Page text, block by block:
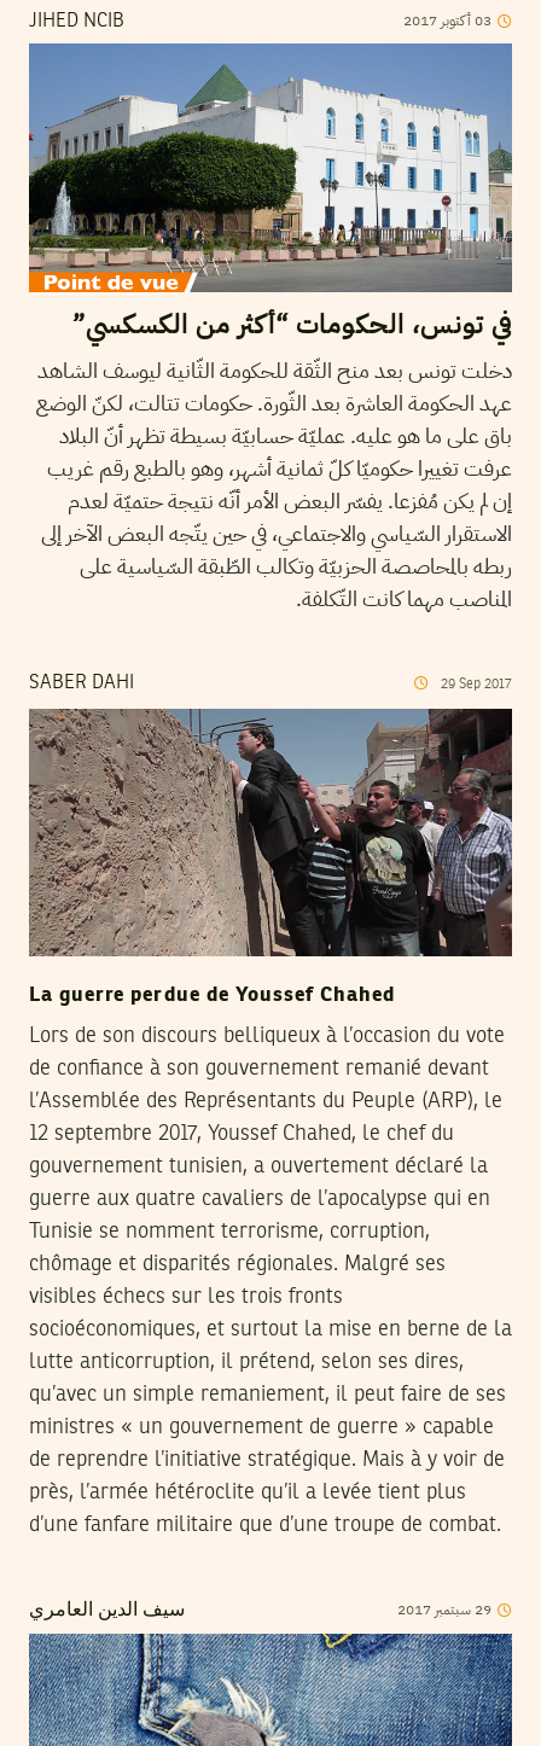
JIHED NCIB 03أكتوبر 2017
في تونس، الحكومات “أكثر من الكسكسي”
دخلت تونس بعد منح الثّقة للحكومة الثّانية ليوسف الشاهد
عهد الحكومة العاشرة بعد الثّورة. حكومات تتالت، لكنّ الوضع
باق على ما هو عليه. عمليّة حسابيّة بسيطة تظهر أنّ البلاد
عرفت تغييرا حكوميّا كلّ ثمانية أشهر، وهو بالطبع رقم غريب
إن لم يكن مُفزعا. يفسّر البعض الأمر أنّه نتيجة حتميّة لعدم
الاستقرار السّياسي والاجتماعي، في حين يتّجه البعض الآخر إلى
ربطه بالمحاصصة الحزبيّة وتكالب الطّبقة السّياسية على
المناصب مهما كانت التّكلفة.
SABER DAHI 29 Sep 2017
La guerre perdue de Youssef Chahed
Lors de son discours belliqueux à l’occasion du vote
de confiance à son gouvernement remanié devant
l’Assemblée des Représentants du Peuple (ARP), le
12 septembre 2017, Youssef Chahed, le chef du
gouvernement tunisien, a ouvertement déclaré la
guerre aux quatre cavaliers de l’apocalypse qui en
Tunisie se nomment terrorisme, corruption,
chômage et disparités régionales. Malgré ses
visibles échecs sur les trois fronts
socioéconomiques, et surtout la mise en berne de la
lutte anticorruption, il prétend, selon ses dires,
qu’avec un simple remaniement, il peut faire de ses
ministres « un gouvernement de guerre » capable
de reprendre l’initiative stratégique. Mais à y voir de
près, l’armée hétéroclite qu’il a levée tient plus
d’une fanfare militaire que d’une troupe de combat.
سيف الدين العامري 29 سبتمبر 2017